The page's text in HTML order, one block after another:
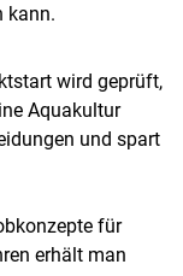
kann.
wird geprüft,
Aquakultur
und spart
für
erhält man